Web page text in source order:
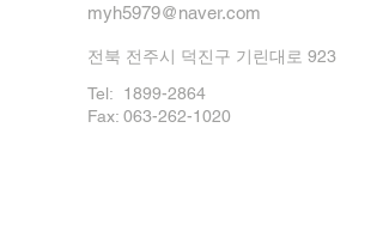
myh5979@naver.com
전북 전주시 덕진구 기린대로 923
Tel: 1899-2864
Fax: 063-262-1020